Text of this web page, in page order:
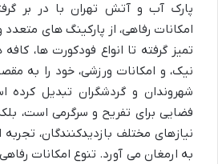
پارک آب و آتش تهران با در بر
امکانات رفاهی، از پارکینگ های
تمیز گرفته تا انواع فودکورت ها،
نیک، و امکانات ورزشی، خود را به
شهروندان و گردشگران تبدیل کرده
فضایی برای تفریح و سرگرمی است،
نیازهای مختلف بازدیدکنندگان،
به ارمغان می آورد. تنوع امکانات